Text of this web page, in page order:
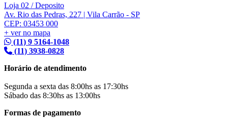
Loja 02 / Deposito
Av. Rio das Pedras, 227 | Vila Carrão - SP
CEP: 03453 000
+ ver no mapa
(11) 9 5164-1048
(11) 3938-0828
Horário de atendimento
Segunda a sexta das 8:00hs as 17:30hs
Sábado das 8:30hs as 13:00hs
Formas de pagamento